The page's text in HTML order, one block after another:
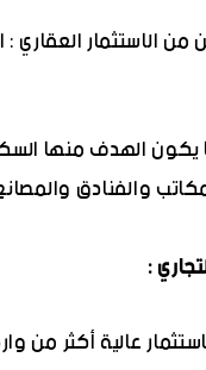
الاستثمار العقاري :
يكون الهدف منها
والفنادق
:
عالية أكثر من